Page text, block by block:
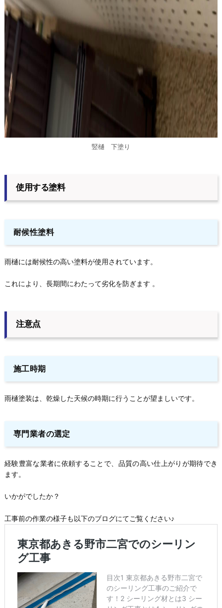
竪樋 下塗り
使用する塗料
耐候性塗料
雨樋には耐候性の高い塗料が使用されています。
これにより、長期間にわたって劣化を防ぎます 。
注意点
施工時期
雨樋塗装は、乾燥した天候の時期に行うことが望ましいです。
専門業者の選定
経験豊富な業者に依頼することで、品質の高い仕上がりが期待でき
ます。
いかがでしたか？
工事前の作業の様子も以下のブログにてご覧ください♪